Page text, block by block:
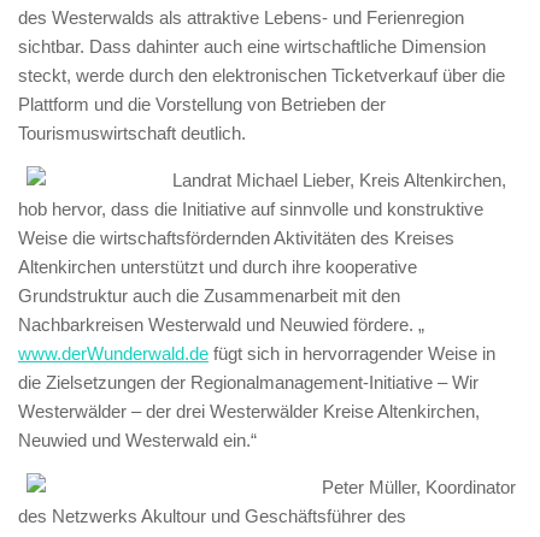
des Westerwalds als attraktive Lebens- und Ferienregion
sichtbar. Dass dahinter auch eine wirtschaftliche Dimension
steckt, werde durch den elektronischen Ticketverkauf über die
Plattform und die Vorstellung von Betrieben der
Tourismuswirtschaft deutlich.
Landrat Michael Lieber, Kreis Altenkirchen,
hob hervor, dass die Initiative auf sinnvolle und konstruktive
Weise die wirtschaftsfördernden Aktivitäten des Kreises
Altenkirchen unterstützt und durch ihre kooperative
Grundstruktur auch die Zusammenarbeit mit den
Nachbarkreisen Westerwald und Neuwied fördere. „
www.derWunderwald.de fügt sich in hervorragender Weise in
die Zielsetzungen der Regionalmanagement-Initiative – Wir
Westerwälder – der drei Westerwälder Kreise Altenkirchen,
Neuwied und Westerwald ein.“
Peter Müller, Koordinator
des Netzwerks Akultour und Geschäftsführer des